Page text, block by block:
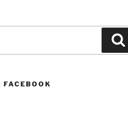
FACEBOOK